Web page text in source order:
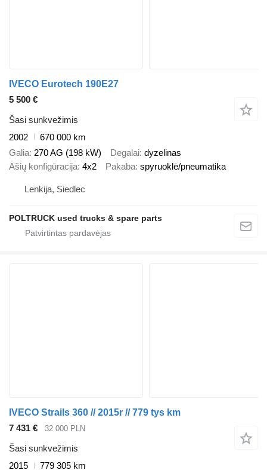
IVECO Eurotech 190E27
5 500 €
Šasi sunkvežimis
2002
670 000 km
Galia 270 AG (198 kW) Degalai dyzelinas
Ašių konfigūracija 4x2 Pakaba spyruoklė/pneumatika
Lenkija, Siedlec
POLTRUCK used trucks & spare parts
IVECO Strails 360 // 2015r // 779 tys km
7 431 €
32 000 PLN
Šasi sunkvežimis
2015
779 305 km